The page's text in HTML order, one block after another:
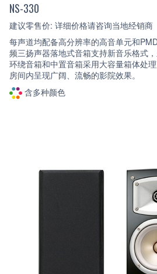
NS-330
建议零售价: 详细价格请咨询当地经销商
每声道均配备高分辨率的高音单元和
频三扬声器落地式音箱支持新音乐格式
环绕音箱和中置音箱采用大容量箱体处
房间内呈现广阔、流畅的影院效果。
含多种颜色